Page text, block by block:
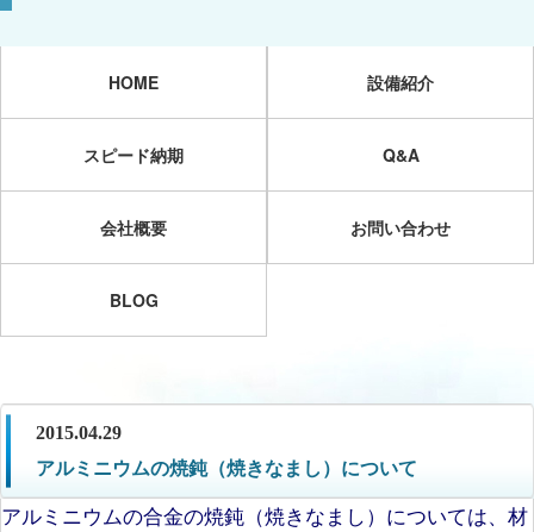
HOME 設備紹介
スピード納期 Q&A
会社概要 お問い合わせ
BLOG
2015.04.29
アルミニウムの焼鈍（焼きなまし）について
アルミニウムの合金の焼鈍（焼きなまし）については、材